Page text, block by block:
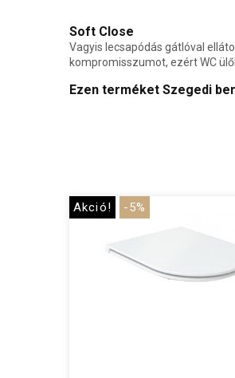
Soft Close
Vagyis lecsapódás gátlóval
kompromisszumot, ezért WC
Ezen terméket Szegedi
Akció! -5%